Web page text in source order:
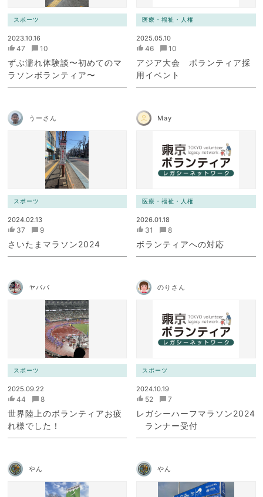
スポーツ
2023.10.16
47 10
ずぶ濡れ体験談〜初めてのマ
ラソンボランティア〜
医療・福祉・人権
2025.05.10
46 10
アジア大会 ボランティア採
用イベント
うーさん
スポーツ
2024.02.13
37 9
さいたまマラソン2024
May
医療・福祉・人権
2026.01.18
31 8
ボランティアへの対応
ヤパパ
スポーツ
2025.09.22
44 8
世界陸上のボランティアお疲
れ様でした！
のりさん
スポーツ
2024.10.19
52 7
レガシーハーフマラソン2024
ランナー受付
やん やん